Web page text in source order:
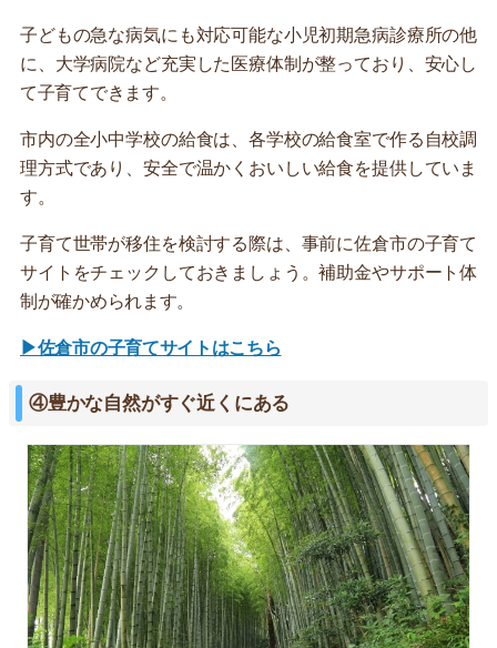
子どもの急な病気にも対応可能な小児初期急病診療所の他
に、大学病院など充実した医療体制が整っており、安心し
て子育てできます。
市内の全小中学校の給食は、各学校の給食室で作る自校調
理方式であり、安全で温かくおいしい給食を提供していま
す。
子育て世帯が移住を検討する際は、事前に佐倉市の子育て
サイトをチェックしておきましょう。補助金やサポート体
制が確かめられます。
▶佐倉市の子育てサイトはこちら
④豊かな自然がすぐ近くにある